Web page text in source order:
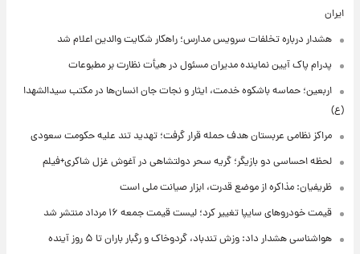
ایران
هشدار درباره تخلفات سرویس مدارس؛ راهکار شکایت والدین اعلام شد
پدرام پاک آیین نماینده مدیران مسئول در هیأت نظارت بر مطبوعات
اربعین؛ حماسه باشکوه خدمت، ایثار و نجات جان انسان‌ها در مکتب سیدالشهدا
(ع)
مراکز نظامی عربستان هدف حمله قرار گرفت؛ تهدید تند علیه حکومت سعودی
لحظه احساسی دو بازیگر؛ گریه سحر دولتشاهی در آغوش غزل شاکری+فیلم
ظریفیان: مذاکره از موضع قدرت، ابزار صیانت ملی است
قیمت خودروهای سایپا تغییر کرد؛ لیست قیمت جمعه ۱۶ مرداد منتشر شد
هواشناسی هشدار داد: وزش تندباد، گردوخاک و رگبار باران تا ۵ روز آینده